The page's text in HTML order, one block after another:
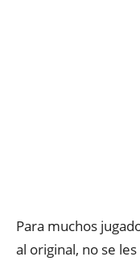
Para muchos
al original, no se